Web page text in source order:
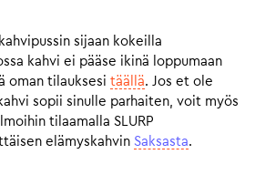
sijaan kokeilla
kahvi ei pääse ikinä loppumaan
oman tilauksesi täällä. Jos et ole
sopii sinulle parhaiten, voit myös
tilaamalla SLURP
elämyskahvin Saksasta.